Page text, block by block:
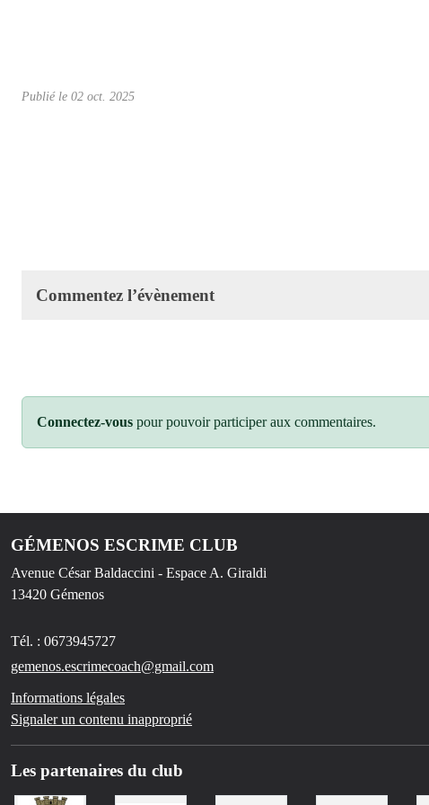
Publié le 02 oct. 2025
Commentez l’évènement
Connectez-vous pour pouvoir participer aux commentaires.
GÉMENOS ESCRIME CLUB
Avenue César Baldaccini - Espace A. Giraldi
13420 Gémenos
Tél. : 0673945727
gemenos.escrimecoach@gmail.com
Informations légales
Signaler un contenu inapproprié
Les partenaires du club